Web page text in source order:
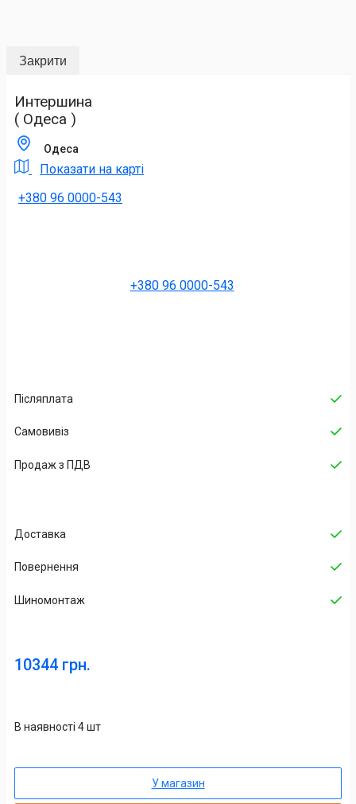
Закрити
Интершина
( Одеса )
Одеса
Показати на карті
+380 96 0000-543
+380 96 0000-543
Післяплата
Самовивіз
Продаж з ПДВ
Доставка
Повернення
Шиномонтаж
10344 грн.
В наявності 4 шт
У магазин